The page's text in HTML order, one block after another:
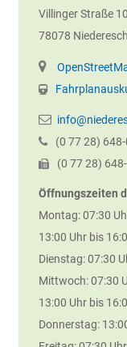
Villinger Straße 10
78078
(0 7728) 648-
(0 7728)
Öffnungszeiten
Montag: 07:30
13:00 Uhr bis
Dienstag: 07:30
Mittwoch: 07:30
13:00 Uhr bis
Donnerstag: